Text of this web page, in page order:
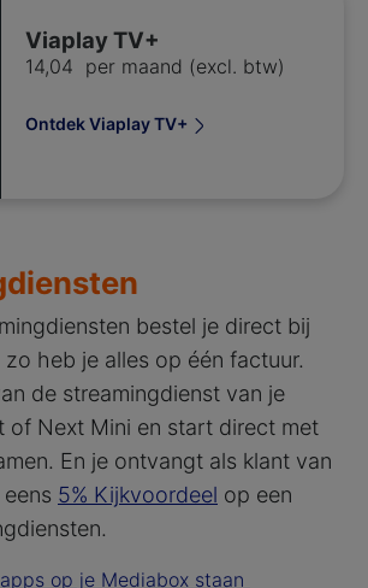
Viaplay TV+
14,04 per maand (excl. btw)
Ontdek Viaplay TV+
bestel je direct bij
heb je alles op één factuur.
de streamingdienst van je
of Next Mini en start direct met
En je ontvangt als klant van
5% Kijkvoordeel op een
op je Mediabox staan